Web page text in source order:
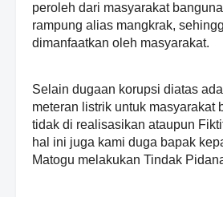
peroleh dari masyarakat
rampung alias mangkrak,
dimanfaatkan oleh masyarakat.
Selain dugaan korupsi diatas
meteran listrik untuk masyarakat
tidak di realisasikan ataupun
hal ini juga kami duga bapak
Matogu melakukan Tindak